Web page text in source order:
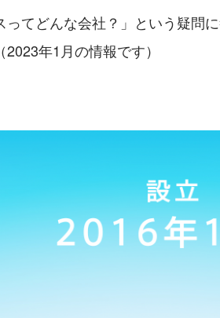
ってどんな会社？」という疑問
年1月の情報です）